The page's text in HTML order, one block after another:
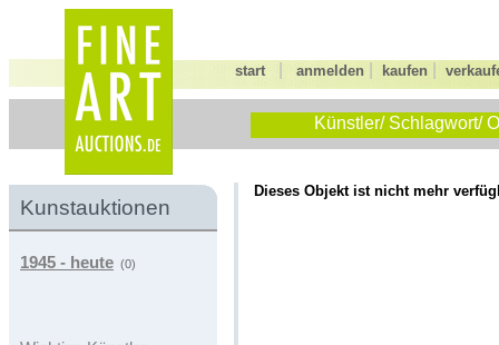
start anmelden kaufen
Künstler/ Schlagwort/
Kunstauktionen
1945 - heute (0)
Dieses Objekt ist nicht mehr